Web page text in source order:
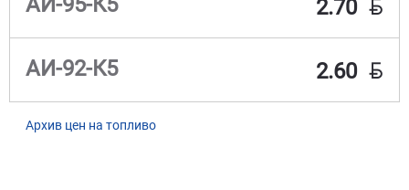
2.70
АИ-92-К5 2.60 BYN
Архив цен на топливо